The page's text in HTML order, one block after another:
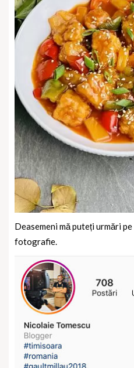
Deasemeni mă puteți urmări pe
fotografie.